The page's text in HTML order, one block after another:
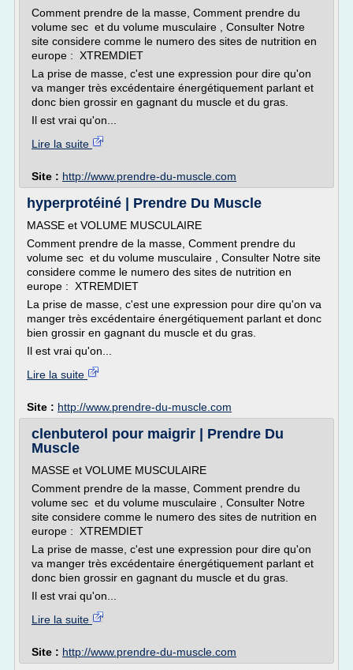
Comment prendre de la masse, Comment prendre du
volume sec et du volume musculaire , Consulter Notre
site considere comme le numero des sites de nutrition en
europe : XTREMDIET
La prise de masse, c'est une expression pour dire qu'on
va manger très excédentaire énergétiquement parlant et
donc bien grossir en gagnant du muscle et du gras.
Il est vrai qu'on...
Lire la suite
Site : http://www.prendre-du-muscle.com
hyperprotéiné | Prendre Du Muscle
MASSE et VOLUME MUSCULAIRE
Comment prendre de la masse, Comment prendre du
volume sec et du volume musculaire , Consulter Notre site
considere comme le numero des sites de nutrition en
europe : XTREMDIET
La prise de masse, c'est une expression pour dire qu'on va
manger très excédentaire énergétiquement parlant et donc
bien grossir en gagnant du muscle et du gras.
Il est vrai qu'on...
Lire la suite
Site : http://www.prendre-du-muscle.com
clenbuterol pour maigrir | Prendre Du
Muscle
MASSE et VOLUME MUSCULAIRE
Comment prendre de la masse, Comment prendre du
volume sec et du volume musculaire , Consulter Notre
site considere comme le numero des sites de nutrition en
europe : XTREMDIET
La prise de masse, c'est une expression pour dire qu'on
va manger très excédentaire énergétiquement parlant et
donc bien grossir en gagnant du muscle et du gras.
Il est vrai qu'on...
Lire la suite
Site : http://www.prendre-du-muscle.com